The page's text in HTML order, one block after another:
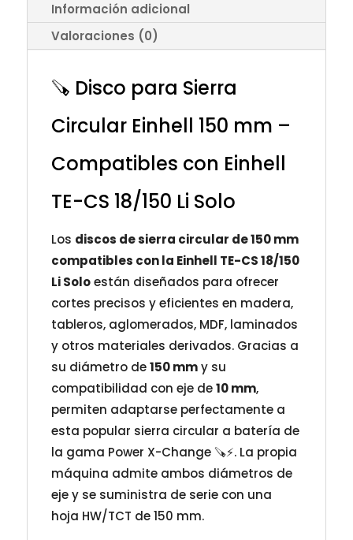
Información adicional
Valoraciones (0)
🪚 Disco para Sierra
Circular Einhell 150 mm –
Compatibles con Einhell
TE-CS 18/150 Li Solo
Los discos de sierra circular de 150 mm
compatibles con la Einhell TE-CS 18/150
Li Soloestán diseñados para ofrecer
cortes precisos y eficientes en madera,
tableros, aglomerados, MDF, laminados
y otros materiales derivados. Gracias a
su diámetro de150 mmy su
compatibilidad con eje de10 mm,
permiten adaptarse perfectamente a
esta popular sierra circular a batería de
la gama Power X-Change 🪚⚡. La propia
máquina admite ambos diámetros de
eje y se suministra de serie con una
hoja HW/TCT de 150 mm.